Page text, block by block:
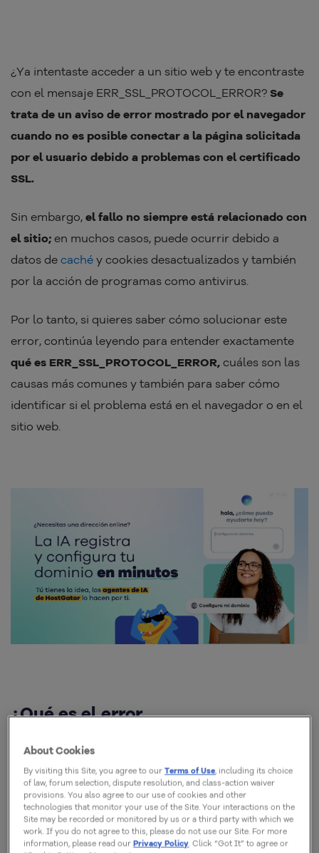
¿Ya intentaste acceder a un sitio web y te encontraste
con el mensaje ERR_SSL_PROTOCOL_ERROR? Se
trata de un aviso de error mostrado por el navegador
cuando no es posible conectar a la página solicitada
por el usuario debido a problemas con el certificado
SSL.
Sin embargo, el fallo no siempre está relacionado con
el sitio; en muchos casos, puede ocurrir debido a
datos de caché y cookies desactualizados y también
por la acción de programas como antivirus.
Por lo tanto, si quieres saber cómo solucionar este
error, continúa leyendo para entender exactamente
qué es ERR_SSL_PROTOCOL_ERROR, cuáles son las
causas más comunes y también para saber cómo
identificar si el problema está en el navegador o en el
sitio web.
¿Qué es el error
El ERR_SSL_PROTOCOL_ERROR es un error muy
común, y que puede aparecer en todos los
navegadores.Ocurre cuando no es posible cargar la
información de un sitio debido a algún problema con
About Cookies
By visiting this Site, you agree to ourTerms of Use, including its choice
of law, forum selection, dispute resolution, and class-action waiver
provisions. You also agree to our use of cookies and other
technologies that monitor your use of the Site. Your interactions on the
Site may be recorded or monitored by us or a third party with which we
work. If you do not agree to this, please do not use our Site. For more
information, please read ourPrivacy Policy. Click “Got It” to agree or